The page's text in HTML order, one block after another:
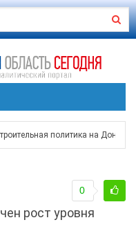
политика на Дону
Таганрога открылась
в ночном
рост уровня
0